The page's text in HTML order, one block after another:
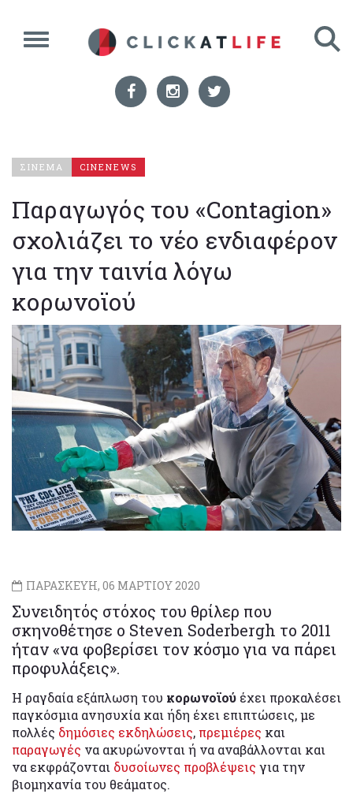
ΣΙΝΕΜΑ CINENEWS
Παραγωγός του «Contagion»
σχολιάζει το νέο ενδιαφέρον
για την ταινία λόγω
κορωνοϊού
ΠΑΡΑΣΚΕΥΗ, 06 ΜΑΡΤΙΟΥ 2020
Συνειδητός στόχος του θρίλερ που
σκηνοθέτησε ο Steven Soderbergh το 2011
ήταν «να φοβερίσει τον κόσμο για να πάρει
προφυλάξεις».
Η ραγδαία εξάπλωση του κορωνοϊού έχει προκαλέσει
παγκόσμια ανησυχία και ήδη έχει επιπτώσεις, με
πολλές δημόσιες εκδηλώσεις, πρεμιέρες και
παραγωγές να ακυρώνονται ή να αναβάλλονται και
να εκφράζονται δυσοίωνες προβλέψεις για την
βιομηχανία του θεάματος.